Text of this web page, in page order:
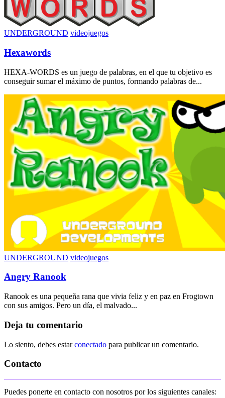
UNDERGROUND videojuegos
Hexawords
HEXA-WORDS es un juego de palabras, en el que tu objetivo es
conseguir sumar el máximo de puntos, formando palabras de...
UNDERGROUND videojuegos
Angry Ranook
Ranook es una pequeña rana que vivia feliz y en paz en Frogtown
con sus amigos. Pero un día, el malvado...
Deja tu comentario
Lo siento, debes estarconectado para publicar un comentario.
Contacto
Puedes ponerte en contacto con nosotros por los siguientes canales: